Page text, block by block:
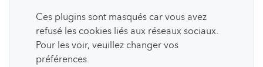
Ces plugins sont masqués car vous avez
refusé les cookies liés aux réseaux sociaux.
Pour les voir, veuillez changer vos
préférences.